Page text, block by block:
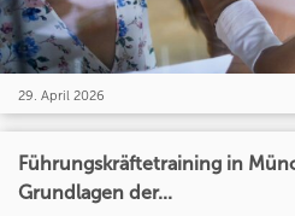
29. April 2026
Führungskräftetraining in
Grundlagen der...